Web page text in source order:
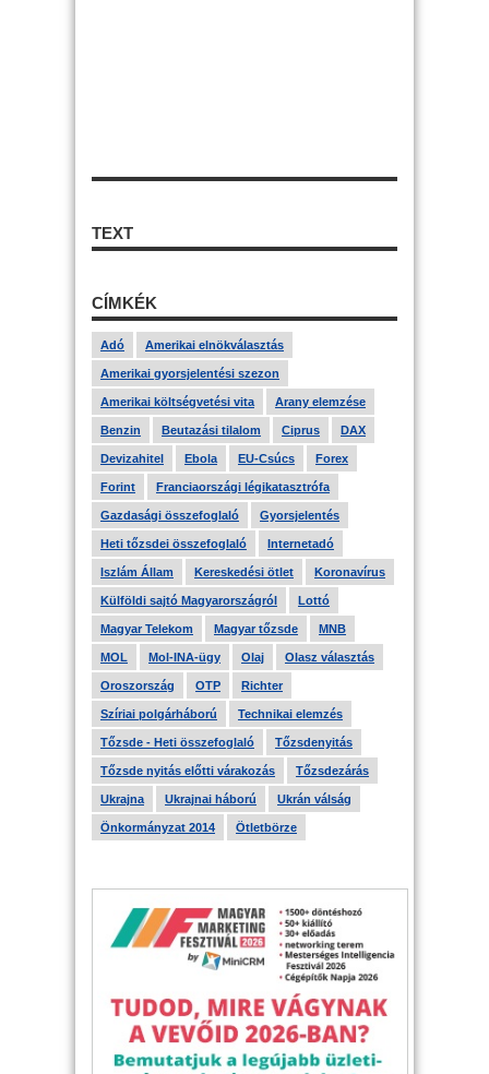
TEXT
CÍMKÉK
Adó Amerikai elnökválasztás
Amerikai gyorsjelentési szezon
Amerikai költségvetési vita Arany elemzése
Benzin Beutazási tilalom Ciprus DAX
Devizahitel Ebola EU-Csúcs Forex
Forint Franciaországi légikatasztrófa
Gazdasági összefoglaló Gyorsjelentés
Heti tőzsdei összefoglaló Internetadó
Iszlám Állam Kereskedési ötlet Koronavírus
Külföldi sajtó Magyarországról Lottó
Magyar Telekom Magyar tőzsde MNB
MOL Mol-INA-ügy Olaj Olasz választás
Oroszország OTP Richter
Szíriai polgárháború Technikai elemzés
Tőzsde - Heti összefoglaló Tőzsdenyitás
Tőzsde nyitás előtti várakozás Tőzsdezárás
Ukrajna Ukrajnai háború Ukrán válság
Önkormányzat 2014 Ötletbörze